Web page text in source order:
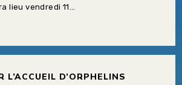
lieu vendredi 11...
L’ACCUEIL D’ORPHELINS